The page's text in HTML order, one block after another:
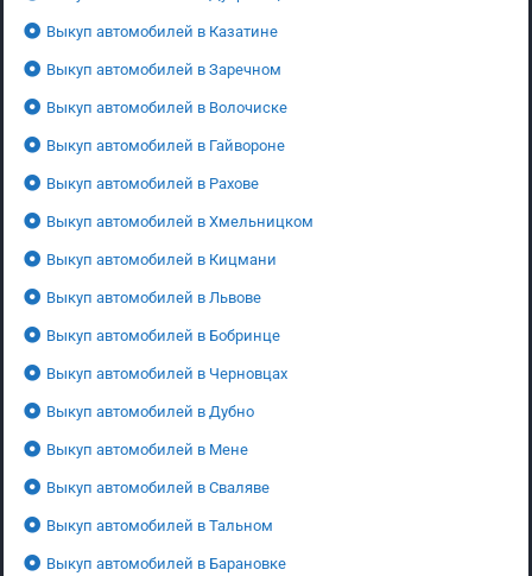
Выкуп автомобилей в Казатине
Выкуп автомобилей в Заречном
Выкуп автомобилей в Волочиске
Выкуп автомобилей в Гайвороне
Выкуп автомобилей в Рахове
Выкуп автомобилей в Хмельницком
Выкуп автомобилей в Кицмани
Выкуп автомобилей в Львове
Выкуп автомобилей в Бобринце
Выкуп автомобилей в Черновцах
Выкуп автомобилей в Дубно
Выкуп автомобилей в Мене
Выкуп автомобилей в Сваляве
Выкуп автомобилей в Тальном
Выкуп автомобилей в Барановке